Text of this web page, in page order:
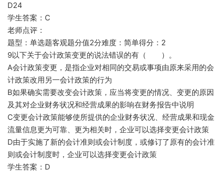
D24
学生答案：C
老师点评：
题型：单选题客观题分值2分难度：简单得分：2
9以下关于会计政策变更的说法错误的有（ ）。
A会计政策变更，是指企业对相同的交易或事项由原来采用的会
计政策改用另一会计政策的行为
B如果确实需要改变会计政策，应当将变更的情况、变更的原因
及其对企业财务状况和经营成果的影响在财务报告中说明
C变更会计政策能够使所提供的企业财务状况、经营成果和现金
流量信息更为可靠、更为相关时，企业可以选择变更会计政策
D由于实施了新的会计准则或会计制度，或修订了原有的会计准
则或会计制度时，企业可以选择变更会计政策
学生答案：D